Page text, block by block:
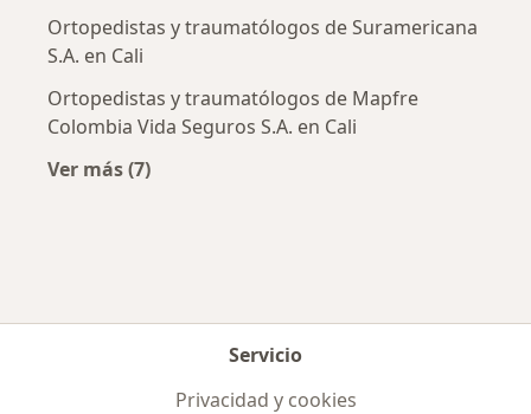
Ortopedistas y traumatólogos de Suramericana
S.A. en Cali
Ortopedistas y traumatólogos de Mapfre
Colombia Vida Seguros S.A. en Cali
Ver más (7)
Servicio
Privacidad y cookies